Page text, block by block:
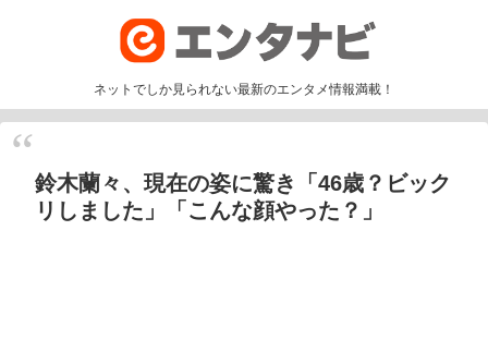
ネットでしか見られない最新のエンタメ情報満載！
鈴木蘭々、現在の姿に驚き「46歳？ビック
リしました️」「こんな顔やった？」